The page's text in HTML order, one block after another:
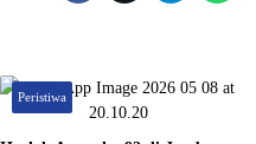
Peristiwa